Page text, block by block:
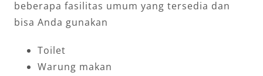
beberapa fasilitas umum yang tersedia dan
bisa Anda gunakan
Toilet
Warung makan